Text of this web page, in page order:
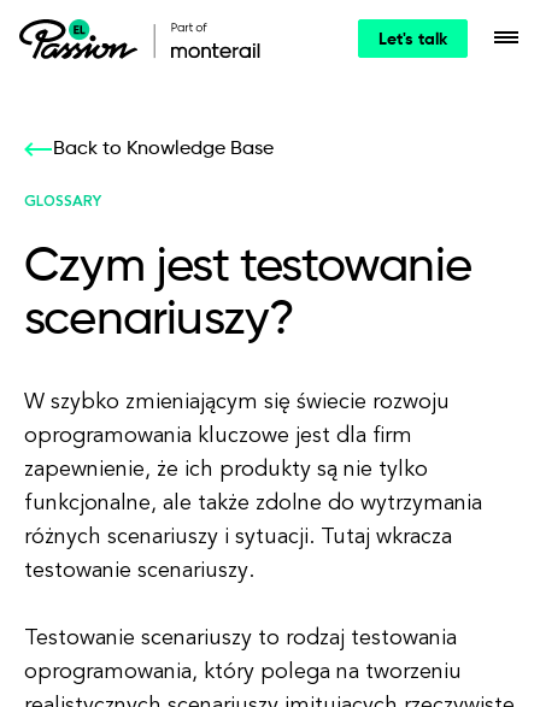
Let's talk
Back to Knowledge Base
GLOSSARY
Czym jest testowanie
scenariuszy?
W szybko zmieniającym się świecie rozwoju
oprogramowania kluczowe jest dla firm
zapewnienie, że ich produkty są nie tylko
funkcjonalne, ale także zdolne do wytrzymania
różnych scenariuszy i sytuacji. Tutaj wkracza
testowanie scenariuszy.
Testowanie scenariuszy to rodzaj testowania
oprogramowania, który polega na tworzeniu